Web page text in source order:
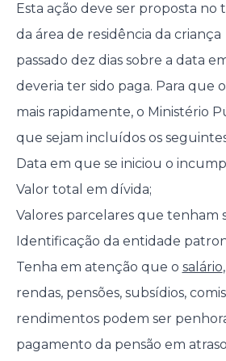
Esta ação deve ser proposta
da área de residência da
passado dez dias sobre a data
deveria ter sido paga. Para que
mais rapidamente, o Ministério
que sejam incluídos os
Data em que se iniciou o
Valor total em dívida;
Valores parcelares que tenham
Identificação da entidade
Tenha em atenção que o salário
rendas, pensões, subsídios,
rendimentos podem ser
pagamento da pensão em